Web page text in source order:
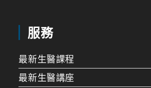
服務
最新生醫課程
最新生醫講座